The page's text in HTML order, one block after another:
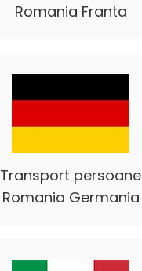
Romania Franta
Transport persoane
Romania Germania